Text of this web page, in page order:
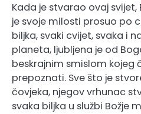
Kada je stvarao ovaj
je svoje milosti prosuo po
biljka, svaki cvijet, svaka i
planeta, ljubljena je od
beskrajnim smislom kojeg
prepoznati. Sve što je
čovjeka, njegov vrhunac
svaka biljka u službi Božje